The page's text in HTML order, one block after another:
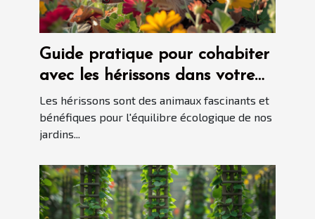
Guide pratique pour cohabiter
avec les hérissons dans votre
jardin
Les hérissons sont des animaux fascinants et
bénéfiques pour l'équilibre écologique de nos
jardins...